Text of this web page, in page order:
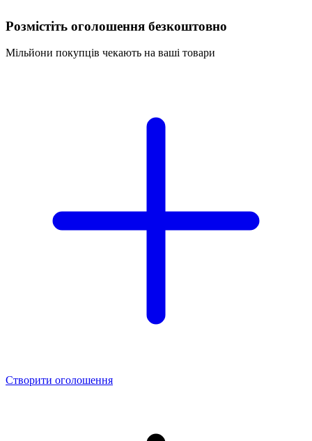
Розмістіть оголошення безкоштовно
Мільйони покупців чекають на ваші товари
Створити оголошення